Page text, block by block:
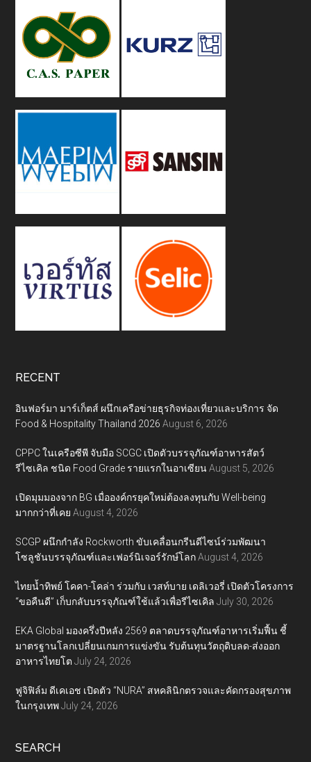
RECENT
อินฟอร์มา มาร์เก็ตส์ ผนึกเครือข่ายธุรกิจท่องเที่ยวและบริการ จัด
Food & Hospitality Thailand 2026 August 6, 2026
CPPC ในเครือซีพี จับมือ SCGC เปิดตัวบรรจุภัณฑ์อาหารสัตว์
รีไซเคิล ชนิด Food Grade รายแรกในอาเซียน August 5, 2026
เปิดมุมมองจาก BG เมื่อองค์กรยุคใหม่ต้องลงทุนกับ Well-being
มากกว่าที่เคย August 4, 2026
SCGP ผนึกกำลัง Rockworth ขับเคลื่อนกรีนดีไซน์ร่วมพัฒนา
โซลูชันบรรจุภัณฑ์และเฟอร์นิเจอร์รักษ์โลก August 4, 2026
ไทยน้ำทิพย์ โคคา-โคล่า ร่วมกับ เวสท์บาย เดลิเวอรี่ เปิดตัวโครงการ
“ขอคืนดี” เก็บกลับบรรจุภัณฑ์ใช้แล้วเพื่อรีไซเคิล July 30, 2026
EKA Global มองครึ่งปีหลัง 2569 ตลาดบรรจุภัณฑ์อาหารเริ่มฟื้น ชี้
มาตรฐานโลกเปลี่ยนเกมการแข่งขัน รับต้นทุนวัตถุดิบลด-ส่งออก
อาหารไทยโต July 24, 2026
ฟูจิฟิล์ม ดีเคเอช เปิดตัว “NURA” สหคลินิกตรวจและคัดกรองสุขภาพ
ในกรุงเทพ July 24, 2026
SEARCH